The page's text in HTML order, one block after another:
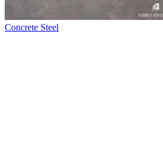
Concrete Steel